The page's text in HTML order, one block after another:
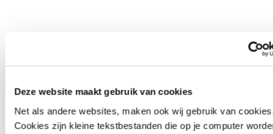
Deze website maakt gebruik van cookies
Net als andere websites, maken ook wij gebruik van
Cookies zijn kleine tekstbestanden die op je computer